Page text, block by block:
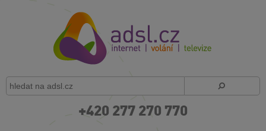
+420 277 270 770